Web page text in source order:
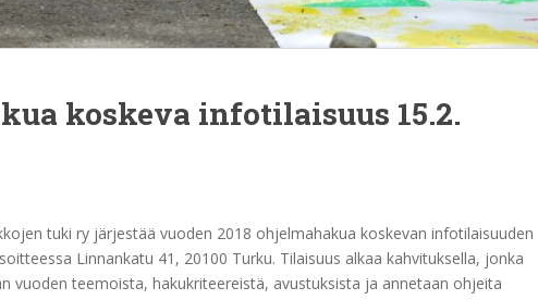
koskeva infotilaisuus 15.2.
tuki ry järjestää vuoden 2018 ohjelmahakua koskevan infotilaisuuden
Linnankatu 41, 20100 Turku. Tilaisuus alkaa kahvituksella, jonka
vuoden teemoista, hakukriteereistä, avustuksista ja annetaan ohjeita